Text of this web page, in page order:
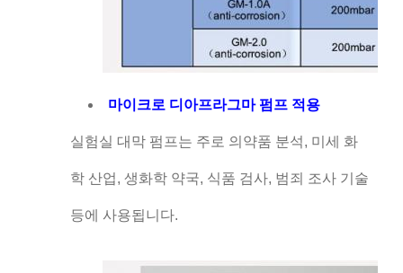
마이크로 디아프라그마 펌프 적용
실험실 대막 펌프는 주로 의약품 분석, 미세 화
학 산업, 생화학 약국, 식품 검사, 범죄 조사 기술
등에 사용됩니다.